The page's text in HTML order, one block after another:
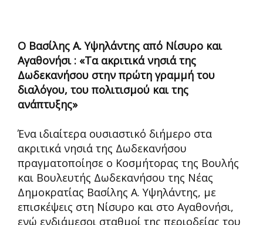
Ο Βασίλης Α. Υψηλάντης από Νίσυρο και
Αγαθονήσι : «Τα ακριτικά νησιά της
Δωδεκανήσου στηνπρώτη γραμμή του
διαλόγου, του πολιτισμού και της
ανάπτυξης»
Ένα ιδιαίτερα ουσιαστικό διήμερο στα
ακριτικά νησιά της Δωδεκανήσου
πραγματοποίησε ο Κοσμήτορας της Βουλής
και Βουλευτής Δωδεκανήσου της Νέας
Δημοκρατίας Βασίλης Α. Υψηλάντης, με
επισκέψεις στη Νίσυρο και στο Αγαθονήσι,
ενώ ενδιάμεσοι σταθμοί της περιοδείας του